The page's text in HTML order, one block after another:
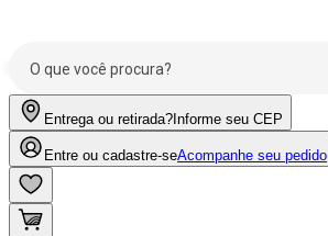
Entrega ou retirada? Informe seu CEP
Entre ou cadastre-seAcompanhe seu pedido